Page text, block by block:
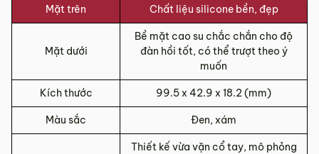
Mặt trên Chất liệu silicone bền, đẹp
Mặt dưới
Bề mặt cao su chắc chắn cho độ
đàn hồi tốt, có thể trượt theo ý
muốn
Kích thước 99.5 x 42.9 x 18.2 (mm)
Màu sắc Đen, xám
Thiết kế vừa vặn cổ tay, mô phỏng